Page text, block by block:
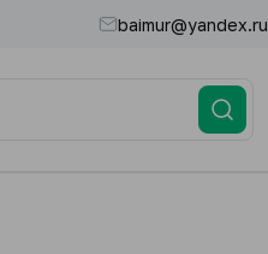
baimur@yandex.ru